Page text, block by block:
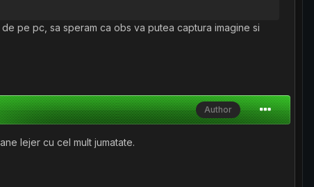
pe pc, sa speram ca obs va putea captura imagine si
Author
lejer cu cel mult jumatate.